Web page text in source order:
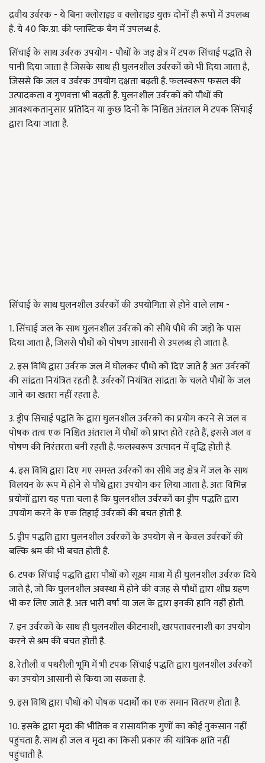
द्रवीय उर्वरक - ये बिना क्लोराइड व क्लोराइड युक्त दोनों ही रूपों में उपलब्ध
है. ये 40 कि.ग्रा. की प्लास्टिक बैग में उपलब्ध है.
सिंचाई के साथ उर्वरक उपयोग - पौधों के जड़ क्षेत्र में टपक सिंचाई पद्धति से
पानी दिया जाता है जिसके साथ ही घुलनशील उर्वरकों को भी दिया जाता है,
जिससे कि जल व उर्वरक उपयोग दक्षता बढ़ती है. फलस्वरूप फसल की
उत्पादकता व गुणवत्ता भी बढ़ती है. घुलनशील उर्वरकों को पौधों की
आवश्यकतानुसार प्रतिदिन या कुछ दिनों के निश्चित अंतराल में टपक सिंचाई
द्वारा दिया जाता है.
सिंचाई के साथ घुलनशील उर्वरकों की उपयोगिता से होने वाले लाभ -
1. सिंचाई जल के साथ घुलनशील उर्वरकों को सीधे पौधे की जड़ों के पास
दिया जाता है, जिससे पौधों को पोषण आसानी से उपलब्ध हो जाता है.
2. इस विधि द्वारा उर्वरक जल में घोलकर पौधो को दिए जाते है अतः उर्वरकों
की सांद्रता नियंत्रित रहती है. उर्वरकों नियंत्रित सांद्रता के चलते पौधों के जल
जाने का खतरा नहीं रहता है.
3. ड्रीप सिंचाई पद्वति के द्वारा घुलनशील उर्वरकों का प्रयोग करने से जल व
पोषक तत्व एक निश्चित अंतराल में पौधों को प्राप्त होते रहते हैं, इससे जल व
पोषण की निरंतरता बनी रहती है. फलस्वरूप उत्पादन में वृद्धि होती है.
4. इस विधि द्वारा दिए गए समस्त उर्वरकों का सीधे जड़ क्षेत्र में जल के साथ
विलयन के रूप में होने से पौधे द्वारा उपयोग कर लिया जाता है. अतः विभिन्न
प्रयोगों द्वारा यह पता चला है कि घुलनशील उर्वरकों का ड्रीप पद्धति द्वारा
उपयोग करने के एक तिहाई उर्वरकों की बचत होती है.
5. ड्रीप पद्धति द्वारा घुलनशील उर्वरकों के उपयोग से न केवल उर्वरकों की
बल्कि श्रम की भी बचत होती है.
6. टपक सिंचाई पद्धति द्वारा पौधों को सूक्ष्म मात्रा में ही घुलनशील उर्वरक दिये
जाते है, जो कि घुलनशील अवस्था में होने की वजह से पौधों द्वारा शीघ्र ग्रहण
भी कर लिए जाते है. अतः भारी वर्षा या जल के द्वारा इनकी हानि नहीं होती.
7. इन उर्वरकों के साथ ही घुलनशील कीटनाशी, खरपतावरनाशी का उपयोग
करने से श्रम की बचत होती है.
8. रेतीली व पथरीली भूमि में भी टपक सिंचाई पद्धति द्वारा घुलनशील उर्वरकों
का उपयोग आसानी से किया जा सकता है.
9. इस विधि द्वारा पौधों को पोषक पदार्थों का एक समान वितरण होता है.
10. इसके द्वारा मृदा की भौतिक व रासायनिक गुणों का कोई नुकसान नहीं
पहुंचता है. साथ ही जल व मृदा का किसी प्रकार की यांत्रिक क्षति नहीं
पहुंचाती है.